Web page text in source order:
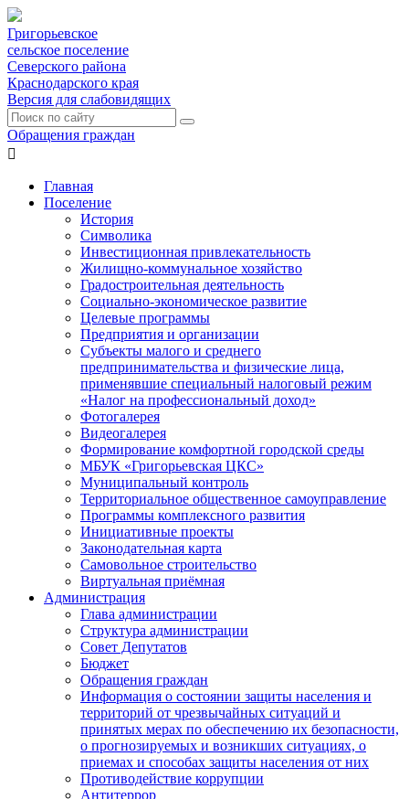
Григорьевское
сельское поселение
Северского района
Краснодарского края
Версия для слабовидящих
Обращения граждан

Главная
Поселение
История
Символика
Инвестиционная привлекательность
Жилищно-коммунальное хозяйство
Градостроительная деятельность
Социально-экономическое развитие
Целевые программы
Предприятия и организации
Субъекты малого и среднего
предпринимательства и физические лица,
применявшие специальный налоговый режим
«Налог на профессиональный доход»
Фотогалерея
Видеогалерея
Формирование комфортной городской среды
МБУК «Григорьевская ЦКС»
Муниципальный контроль
Территориальное общественное самоуправление
Программы комплексного развития
Инициативные проекты
Законодательная карта
Самовольное строительство
Виртуальная приёмная
Администрация
Глава администрации
Структура администрации
Совет Депутатов
Бюджет
Обращения граждан
Информация о состоянии защиты населения и
территорий от чрезвычайных ситуаций и
принятых мерах по обеспечению их безопасности,
о прогнозируемых и возникших ситуациях, о
приемах и способах защиты населения от них
Противодействие коррупции
Антитеррор